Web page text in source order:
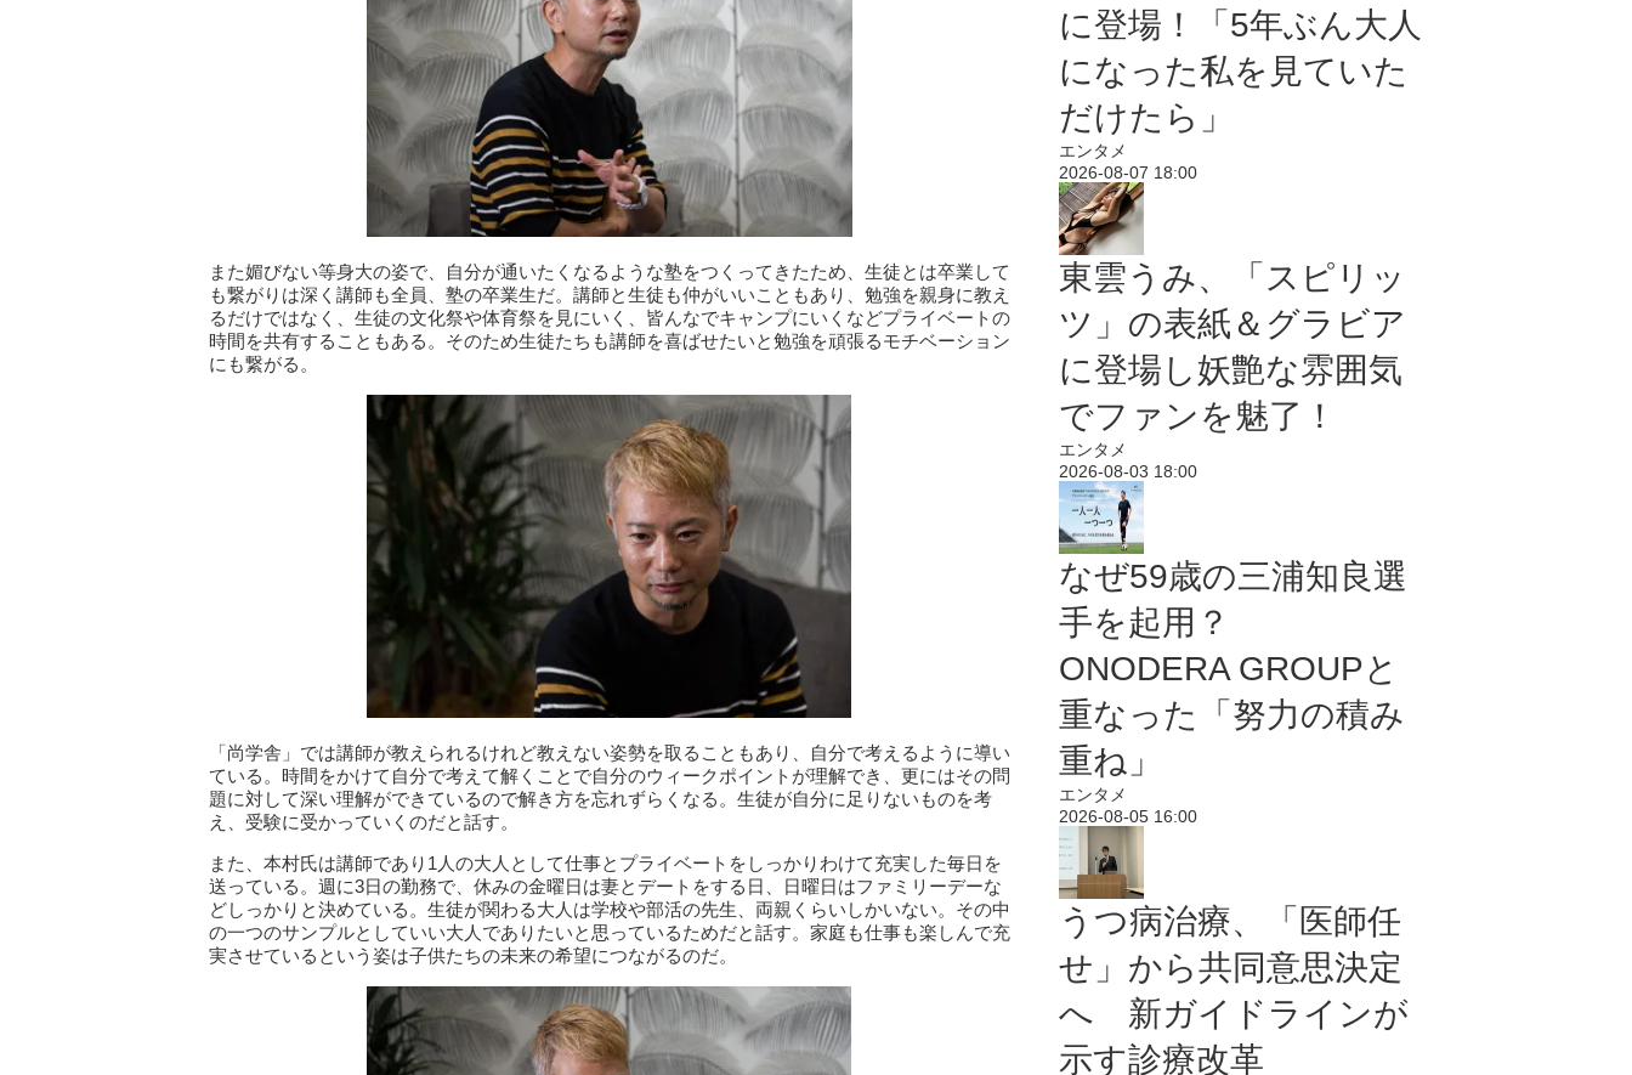
また媚びない等身大の姿で、自分が通いたくなるような塾をつくってきたため、生徒とは卒業して
も繋がりは深く講師も全員、塾の卒業生だ。講師と生徒も仲がいいこともあり、勉強を親身に教え
るだけではなく、生徒の文化祭や体育祭を見にいく、皆んなでキャンプにいくなどプライベートの
時間を共有することもある。そのため生徒たちも講師を喜ばせたいと勉強を頑張るモチベーション
にも繋がる。
「尚学舎」では講師が教えられるけれど教えない姿勢を取ることもあり、自分で考えるように導い
ている。時間をかけて自分で考えて解くことで自分のウィークポイントが理解でき、更にはその問
題に対して深い理解ができているので解き方を忘れずらくなる。生徒が自分に足りないものを考
え、受験に受かっていくのだと話す。
また、本村氏は講師であり1人の大人として仕事とプライベートをしっかりわけて充実した毎日を
送っている。週に3日の勤務で、休みの金曜日は妻とデートをする日、日曜日はファミリーデーな
どしっかりと決めている。生徒が関わる大人は学校や部活の先生、両親くらいしかいない。その中
の一つのサンプルとしていい大人でありたいと思っているためだと話す。家庭も仕事も楽しんで充
実させているという姿は子供たちの未来の希望につながるのだ。
に登場！「5年ぶん大人
になった私を見ていた
だけたら」
エンタメ
2026-08-07 18:00
東雲うみ、「スピリッ
ツ」の表紙＆グラビア
に登場し妖艶な雰囲気
でファンを魅了！
エンタメ
2026-08-03 18:00
なぜ59歳の三浦知良選
手を起用？
ONODERA GROUPと
重なった「努力の積み
重ね」
エンタメ
2026-08-05 16:00
うつ病治療、「医師任
せ」から共同意思決定
へ 新ガイドラインが
示す診療改革